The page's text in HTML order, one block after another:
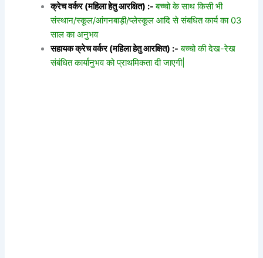
क्रेच वर्कर (महिला हेतु आरक्षित) :- बच्चो के साथ किसी भी
संस्थान/स्कूल/आंगनबाड़ी/प्लेस्कूल आदि से संबधित कार्य का 03
साल का अनुभव
सहायक क्रेच वर्कर (महिला हेतु आरक्षित) :- बच्चो की देख-रेख
संबंधित कार्यानुभव को प्राथमिकता दी जाएगी|